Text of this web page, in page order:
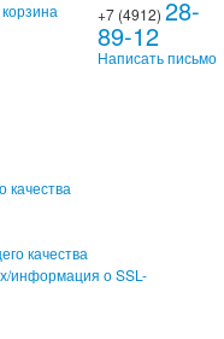
+7 (4912)28-
89-12
Написать письмо
качества
качества
информация о SSL-